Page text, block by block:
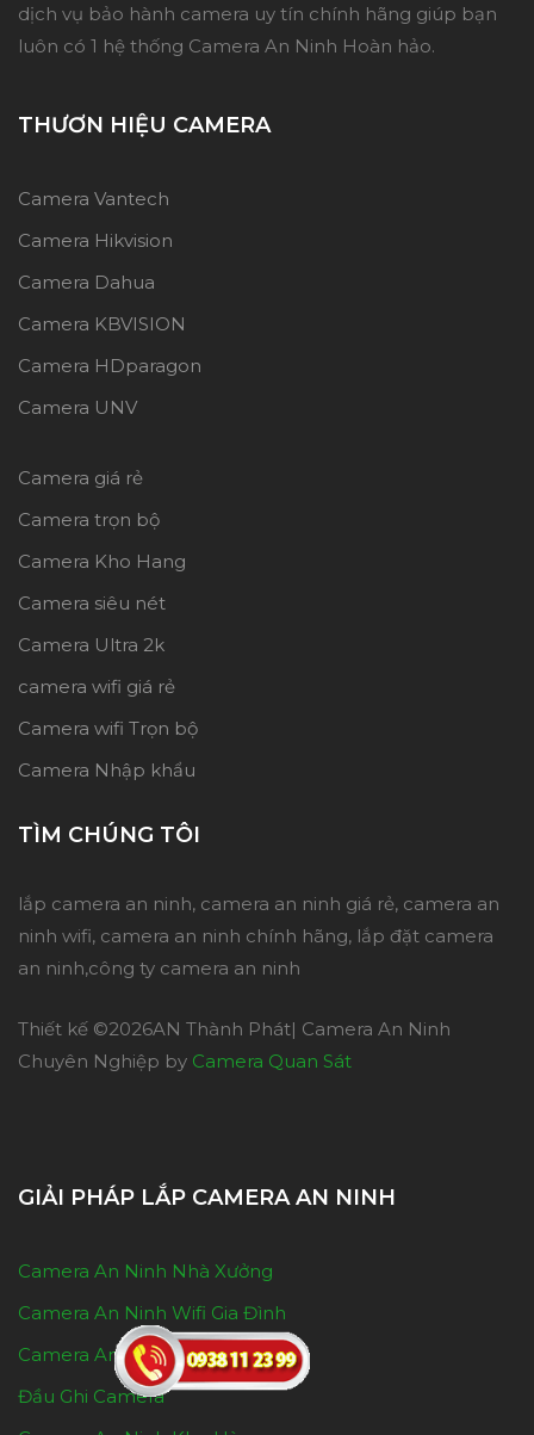
dịch vụ bảo hành camera uy tín chính hãng giúp bạn
luôn có 1 hệ thống Camera An Ninh Hoàn hảo.
THƯƠN HIỆU CAMERA
Camera Vantech
Camera Hikvision
Camera Dahua
Camera KBVISION
Camera HDparagon
Camera UNV
Camera giá rẻ
Camera trọn bộ
Camera Kho Hang
Camera siêu nét
Camera Ultra 2k
camera wifi giá rẻ
Camera wifi Trọn bộ
Camera Nhập khẩu
TÌM CHÚNG TÔI
lắp camera an ninh, camera an ninh giá rẻ, camera an
ninh wifi, camera an ninh chính hãng, lắp đặt camera
an ninh,công ty camera an ninh
Thiết kế ©2026AN Thành Phát| Camera An Ninh
Chuyên Nghiệp by Camera Quan Sát
GIẢI PHÁP LẮP CAMERA AN NINH
Camera An Ninh Nhà Xưởng
Camera An Ninh Wifi Gia Đình
Camera An Ninh Khu Phố
Đầu Ghi Camera